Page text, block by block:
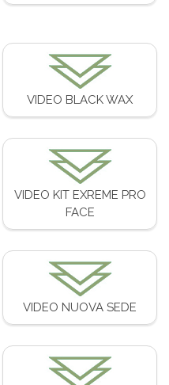
VIDEO BLACK WAX
VIDEO KIT EXREME PRO
FACE
VIDEO NUOVA SEDE